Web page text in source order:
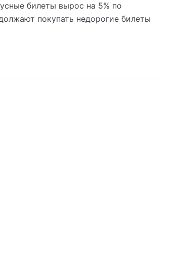
билеты вырос на 5% по
покупать недорогие билеты